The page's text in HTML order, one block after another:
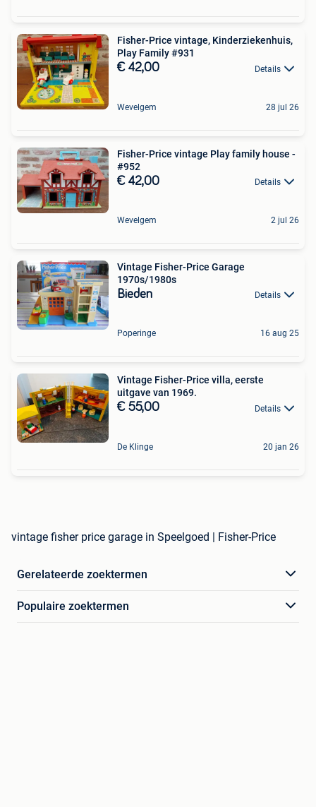
Fisher-Price vintage, Kinderziekenhuis,
Play Family #931
€ 42,00 Details
Wevelgem 28 jul 26
Fisher-Price vintage Play family house -
#952
€ 42,00 Details
Wevelgem 2 jul 26
Vintage Fisher-Price Garage
1970s/1980s
Bieden Details
Poperinge 16 aug 25
Vintage Fisher-Price villa, eerste
uitgave van 1969.
€ 55,00 Details
De Klinge 20 jan 26
vintage fisher price garage in Speelgoed | Fisher-Price
Gerelateerde zoektermen
Populaire zoektermen